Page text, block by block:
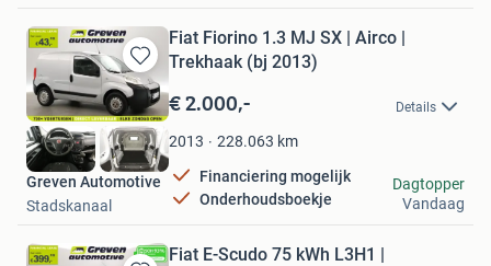
Bewaren
in
Mijn
Favorieten
Fiat Fiorino 1.3 MJ SX | Airco |
Trekhaak (bj 2013)
€ 2.000,- Details
2013 228.063 km
Financiering mogelijk
Onderhoudsboekje
Greven Automotive
Stadskanaal
Dagtopper
Vandaag
Fiat E-Scudo 75 kWh L3H1 |